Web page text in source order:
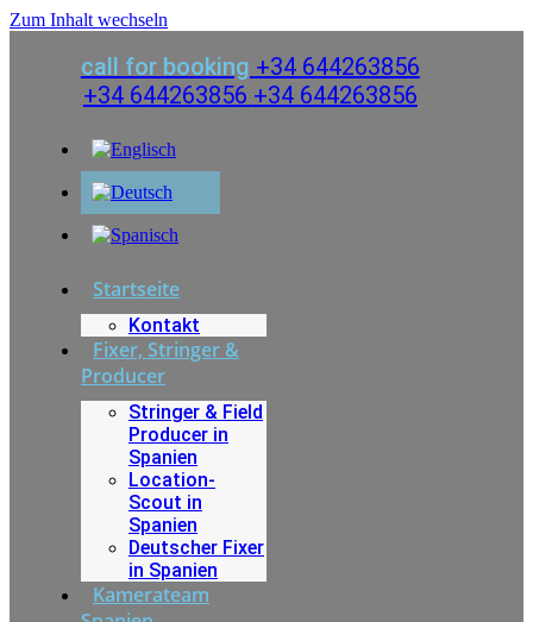
Zum Inhalt wechseln
call for booking +34 644263856
+34 644263856 +34 644263856
Startseite
Kontakt
Fixer, Stringer &
Producer
Stringer & Field
Producer in
Spanien
Location-
Scout in
Spanien
Deutscher Fixer
in Spanien
Kamerateam